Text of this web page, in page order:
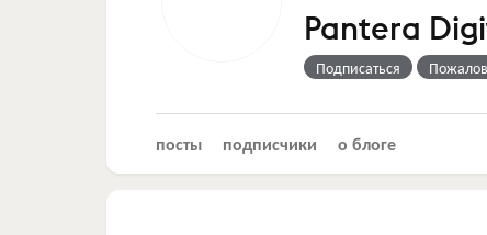
Pantera
Подписаться
посты подписчики о блоге